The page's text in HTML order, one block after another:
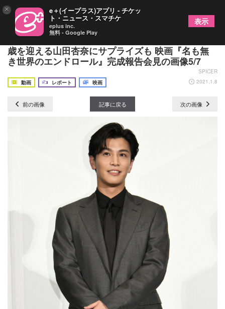
三代目JSB岩田剛典が「復活」のメッセージ＆二十
歳を迎える山田杏奈にサプライズも 映画『名も無
き世界のエンドロール』完成報告会見の画像5/7
SPICER
動画
レポート 映画 2021.1.8
前の画像 記事に戻る 次の画像
× e＋(イープラス)アプリ - チケッ
ト・ニュース・スマチケ
eplus inc.
無料 - Google Play
表示